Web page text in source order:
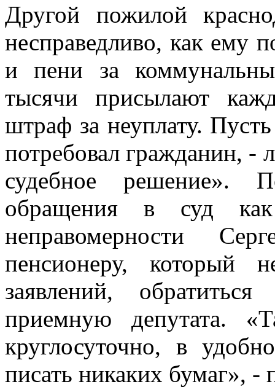
Другой пожилой
несправедливо, как ему
и пени за
тысячи присылают
штраф за неуплату.
потребовал гражданин, -
судебное решение».
обращения в суд
неправомерности
пенсионеру, который
заявлений,
приемную депутата.
круглосуточно, в
писать никаких бумаг», -